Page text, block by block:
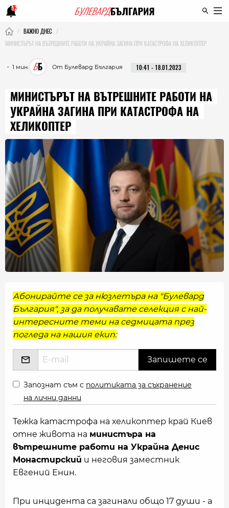
12
ВАЖНО ДНЕС
МИНИСТЪРЪТ НА ВЪТРЕШНИТЕ РАБОТИ НА УКРАЙНА ЗАГИНА ПРИ КАТАСТРОФА НА ХЕЛИКОПТЕР
・ 1 мин. От Булевард България 10:41 - 18.01.2023
МИНИСТЪРЪТ НА ВЪТРЕШНИТЕ РАБОТИ НА
УКРАЙНА ЗАГИНА ПРИ КАТАСТРОФА НА
ХЕЛИКОПТЕР
Абонирайте се за нюзлетъра на "Булевард
България", за да получавате селекция с най-
интересните теми на седмицата през
погледа на нашия екип:
Запознат съм с политиката за съхранение
на лични данни
Тежка катастрофа на хеликоптер край Киев
отне живота на министъра на
вътрешните работи на Украйна Денис
Монастирский и неговия заместник
Евгений Енин.
При инцидента са загинали общо 17 души - а